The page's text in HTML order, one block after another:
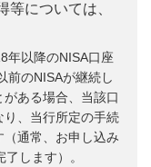
等については、
年以降のNISA口座
前のNISAが継続し
ある場合、当該口
り、当行所定の手続
通常、お申し込み
します）。